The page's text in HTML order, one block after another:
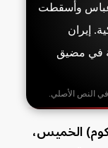
وأسقطت
إيران
في مضيق
النص الأصلي.
الخميس،